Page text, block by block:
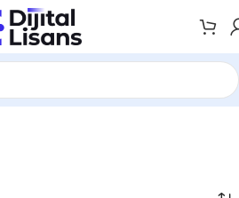
Office 2016